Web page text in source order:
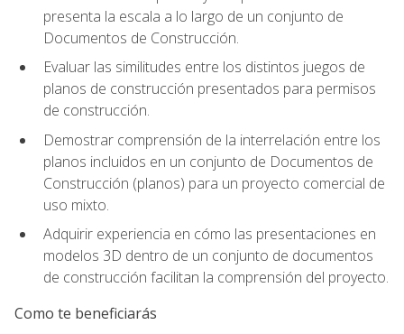
presenta la escala a lo largo de un conjunto de
Documentos de Construcción.
Evaluar las similitudes entre los distintos juegos de
planos de construcción presentados para permisos
de construcción.
Demostrar comprensión de la interrelación entre los
planos incluidos en un conjunto de Documentos de
Construcción (planos) para un proyecto comercial de
uso mixto.
Adquirir experiencia en cómo las presentaciones en
modelos 3D dentro de un conjunto de documentos
de construcción facilitan la comprensión del proyecto.
Como te beneficiarás